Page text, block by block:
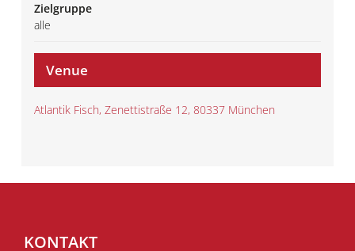
Venue
Atlantik Fisch, Zenettistraße 12, 80337 München
Zielgruppe
alle
KONTAKT